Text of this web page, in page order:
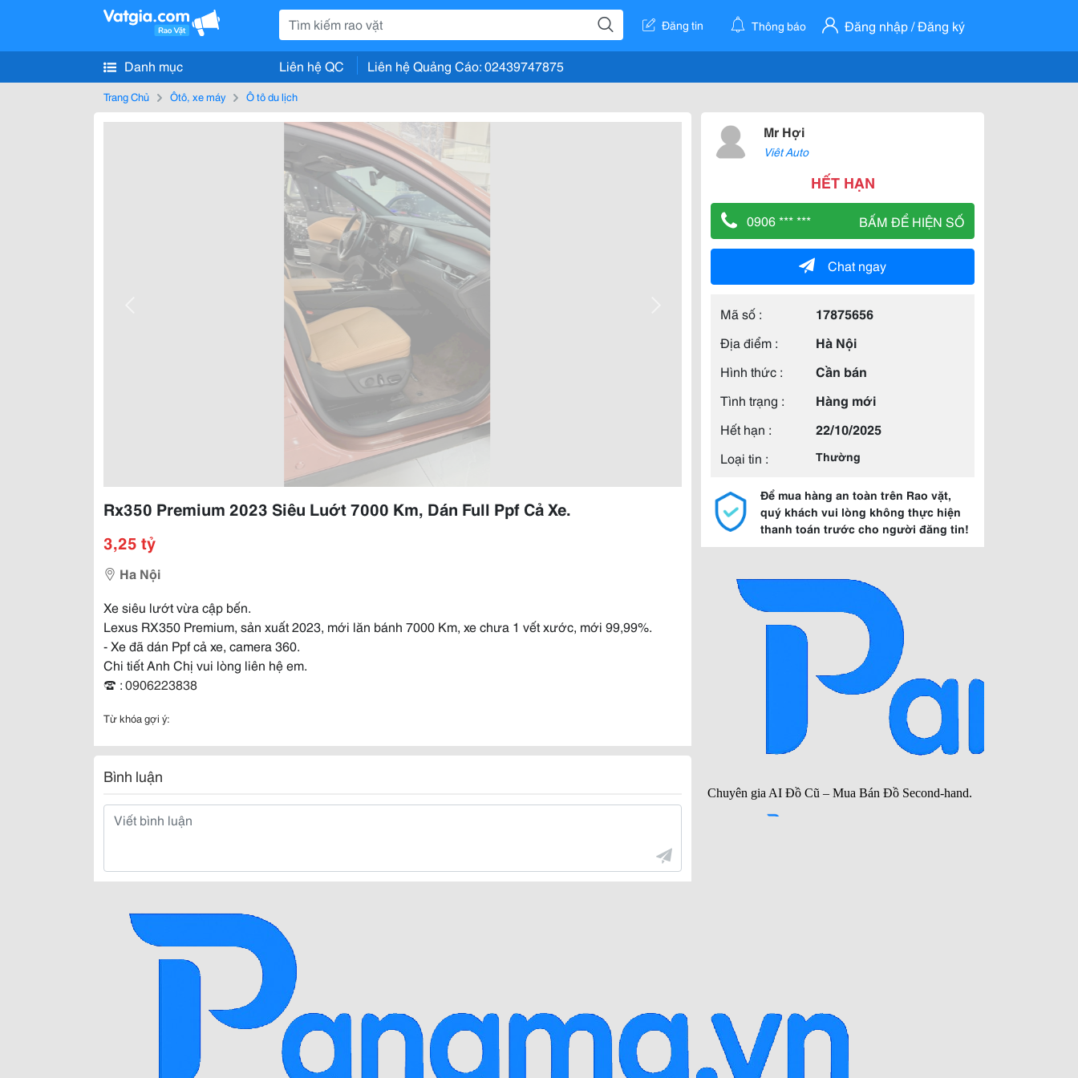
Đăng tin Thông báo Đăng nhập / Đăng ký
Danh mục Liên hệ QC Liên hệ Quảng Cáo: 02439747875
Trang Chủ Ôtô, xe máy Ô tô du lịch
Rx350 Premium 2023 Siêu Luớt 7000 Km, Dán Full Ppf Cả Xe.
3,25 tỷ
Ha Nội
Xe siêu lướt vừa cập bến.
Lexus RX350 Premium, sản xuất 2023, mới lăn bánh 7000 Km, xe chưa 1 vết xước, mới 99,99%.
- Xe đã dán Ppf cả xe, camera 360.
Chi tiết Anh Chị vui lòng liên hệ em.
☎️ :0906223838
Từ khóa gợi ý:
Bình luận
Mr Hợi
Viêt Auto
HẾT HẠN
0906 *** *** BẤM ĐỂ HIỆN SỐ
Chat ngay
Mã số :
17875656
Địa điểm :
Hà Nội
Hình thức :
Cần bán
Tình trạng :
Hàng mới
Hết hạn :
22/10/2025
Loại tin :
Thường
Để mua hàng an toàn trên Rao vặt,
quý khách vui lòng không thực hiện
thanh toán trước cho người đăng tin!